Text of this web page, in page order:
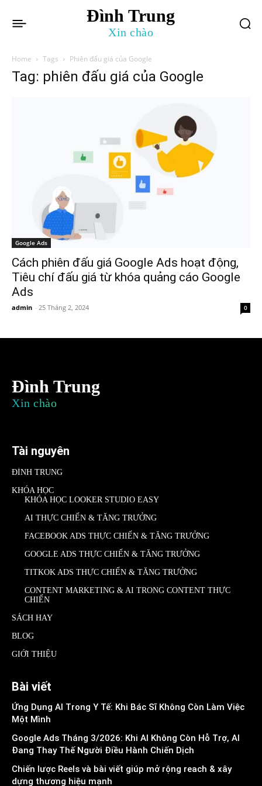
Đình Trung
Xin chào
Home Tags Phiên đấu giá của Google
Tag: phiên đấu giá của Google
Google Ads
Cách phiên đấu giá Google Ads hoạt động,
Tiêu chí đấu giá từ khóa quảng cáo Google
Ads
admin - 25 Tháng 2, 2024 0
Đình Trung
Xin chào
Tài nguyên
ĐÌNH TRUNG
KHÓA HỌC
KHÓA HỌC LOOKER STUDIO EASY
AI THỰC CHIẾN & TĂNG TRƯỞNG
FACEBOOK ADS THỰC CHIẾN & TĂNG TRƯỞNG
GOOGLE ADS THỰC CHIẾN & TĂNG TRƯỞNG
TITKOK ADS THỰC CHIẾN & TĂNG TRƯỞNG
CONTENT MARKETING & AI TRONG CONTENT THỰC
CHIẾN
SÁCH HAY
BLOG
GIỚI THIỆU
Bài viết
Ứng Dụng AI Trong Y Tế: Khi Bác Sĩ Không Còn Làm Việc
Một Mình
Google Ads Tháng 3/2026: Khi AI Không Còn Hỗ Trợ, AI
Đang Thay Thế Người Điều Hành Chiến Dịch
Chiến lược Reels và bài viết giúp mở rộng reach & xây
dựng thương hiệu mạnh